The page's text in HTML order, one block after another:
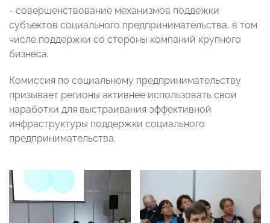
- совершенствование механизмов поддежки
субъектов социального предпринимательства, в том
числе поддержки со стороны компаний крупного
бизнеса.
Комиссия по социальному предпринимательству
призывает регионы активнее использовать свои
наработки для выстраивания эффективной
инфраструктуры поддержки социального
предпринимательства.